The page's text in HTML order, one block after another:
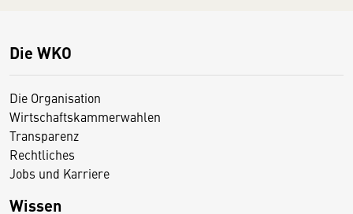
Die WKO
Die Organisation
Wirtschaftskammerwahlen
Transparenz
Rechtliches
Jobs und Karriere
Wissen